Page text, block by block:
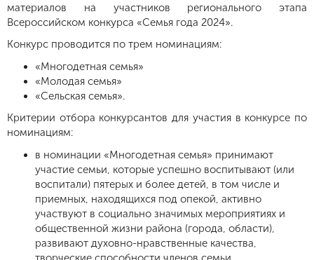
материалов на участников регионального этапа
Всероссийском конкурса «Семья года 2024».
Конкурс проводится по трем номинациям:
«Многодетная семья»
«Молодая семья»
«Сельская семья».
Критерии отбора конкурсантов для участия в конкурсе по
номинациям:
в номинации «Многодетная семья» принимают
участие семьи, которые успешно воспитывают (или
воспитали) пятерых и более детей, в том числе и
приемных, находящихся под опекой, активно
участвуют в социально значимых мероприятиях и
общественной жизни района (города, области),
развивают духовно-нравственные качества,